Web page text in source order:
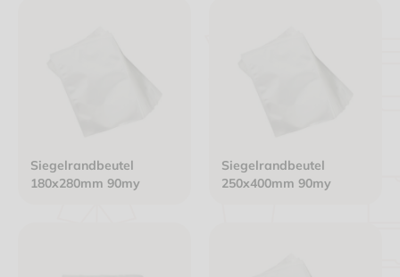
Siegelrandbeutel
180x280mm 90my
Siegelrandbeutel
250x400mm 90my